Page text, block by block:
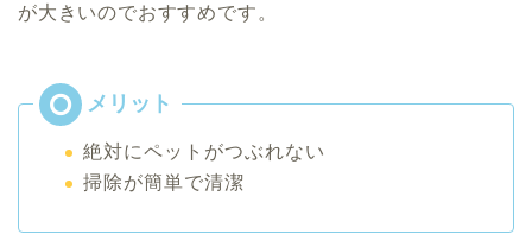
が大きいのでおすすめです。
絶対にペットがつぶれない
掃除が簡単で清潔